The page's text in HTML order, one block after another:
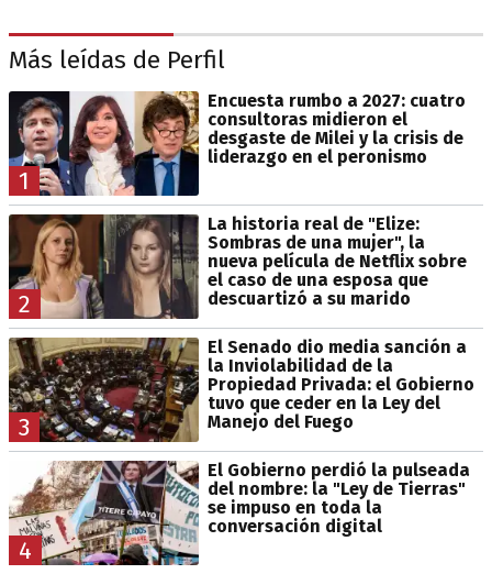
Más leídas de Perfil
1
Encuesta rumbo a 2027: cuatro
consultoras midieron el
desgaste de Milei y la crisis de
liderazgo en el peronismo
2
La historia real de "Elize:
Sombras de una mujer", la
nueva película de Netflix sobre
el caso de una esposa que
descuartizó a su marido
3
El Senado dio media sanción a
la Inviolabilidad de la
Propiedad Privada: el Gobierno
tuvo que ceder en la Ley del
Manejo del Fuego
4
El Gobierno perdió la pulseada
del nombre: la "Ley de Tierras"
se impuso en toda la
conversación digital